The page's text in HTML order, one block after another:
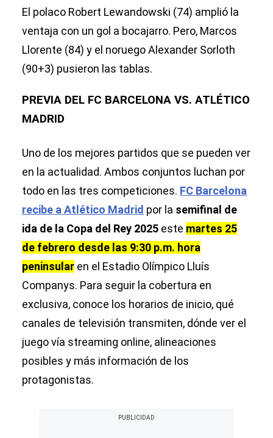
El polaco Robert Lewandowski (74) amplió la
ventaja con un gol a bocajarro. Pero, Marcos
Llorente (84) y el noruego Alexander Sorloth
(90+3) pusieron las tablas.
PREVIA DEL FC BARCELONA VS. ATLÉTICO
MADRID
Uno de los mejores partidos que se pueden ver
en la actualidad. Ambos conjuntos luchan por
todo en las tres competiciones. FC Barcelona
recibe a Atlético Madrid por la semifinal de
ida de la Copa del Rey 2025 este martes 25
de febrero desde las 9:30 p.m. hora
peninsular en el Estadio Olímpico Lluís
Companys. Para seguir la cobertura en
exclusiva, conoce los horarios de inicio, qué
canales de televisión transmiten, dónde ver el
juego vía streaming online, alineaciones
posibles y más información de los
protagonistas.